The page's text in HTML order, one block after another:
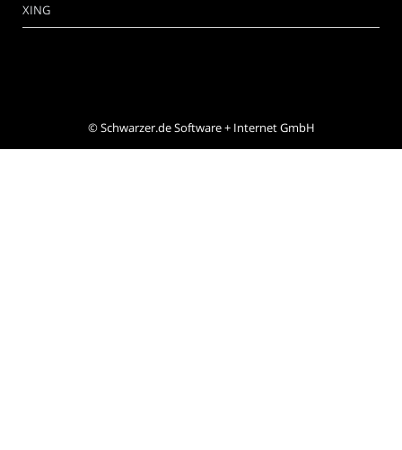
XING
©Schwarzer.de Software + Internet GmbH